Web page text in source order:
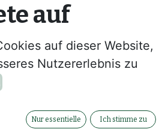
auf
nach Maß
- einfach anfragen
auf dieser Website,
Nutzererlebnis zu
Nur essentielle Ich stimme zu